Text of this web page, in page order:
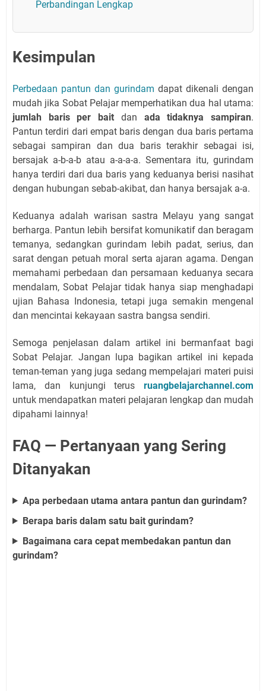
Perbandingan Lengkap
Kesimpulan
Perbedaan pantun dan gurindam dapat dikenali dengan
mudah jika Sobat Pelajar memperhatikan dua hal utama:
jumlah baris per bait dan ada tidaknya sampiran.
Pantun terdiri dari empat baris dengan dua baris pertama
sebagai sampiran dan dua baris terakhir sebagai isi,
bersajak a-b-a-b atau a-a-a-a. Sementara itu, gurindam
hanya terdiri dari dua baris yang keduanya berisi nasihat
dengan hubungan sebab-akibat, dan hanya bersajak a-a.
Keduanya adalah warisan sastra Melayu yang sangat
berharga. Pantun lebih bersifat komunikatif dan beragam
temanya, sedangkan gurindam lebih padat, serius, dan
sarat dengan petuah moral serta ajaran agama. Dengan
memahami perbedaan dan persamaan keduanya secara
mendalam, Sobat Pelajar tidak hanya siap menghadapi
ujian Bahasa Indonesia, tetapi juga semakin mengenal
dan mencintai kekayaan sastra bangsa sendiri.
Semoga penjelasan dalam artikel ini bermanfaat bagi
Sobat Pelajar. Jangan lupa bagikan artikel ini kepada
teman-teman yang juga sedang mempelajari materi puisi
lama, dan kunjungi terus ruangbelajarchannel.com
untuk mendapatkan materi pelajaran lengkap dan mudah
dipahami lainnya!
FAQ — Pertanyaan yang Sering
Ditanyakan
Apa perbedaan utama antara pantun dan gurindam?
Berapa baris dalam satu bait gurindam?
Bagaimana cara cepat membedakan pantun dan
gurindam?